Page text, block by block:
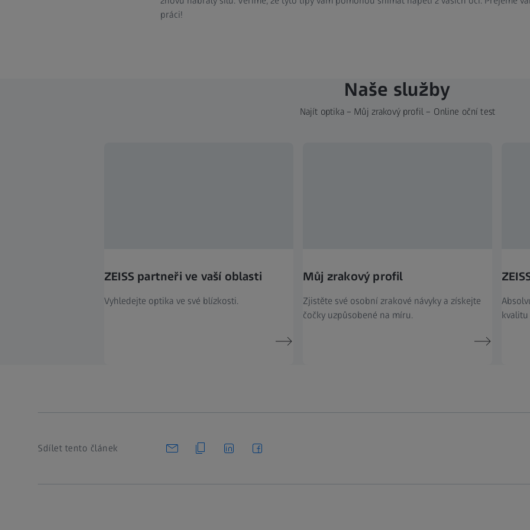
práci!
Naše služby
Najít optika – Můj zrakový profil – Online oční test
ZEISS partneři ve vaší oblasti
Vyhledejte optika ve své blízkosti.
Můj zrakový profil
Zjistěte své osobní zrakové návyky a získejte
čočky uzpůsobené na míru.
kvalitu
Sdílet tento článek